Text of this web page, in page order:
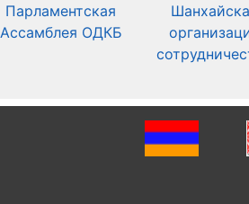
Парламентская
Ассамблея ОДКБ